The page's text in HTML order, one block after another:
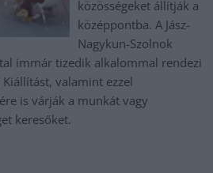
közösségeket állítják a
középpontba. A Jász-
Nagykun-Szolnok
immár tizedik alkalommal rendezi
valamint ezzel
is várják a munkát vagy
keresőket.